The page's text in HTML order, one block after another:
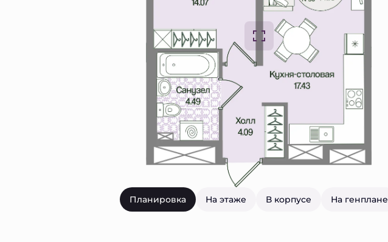
Планировка На этаже В корпусе На генплане